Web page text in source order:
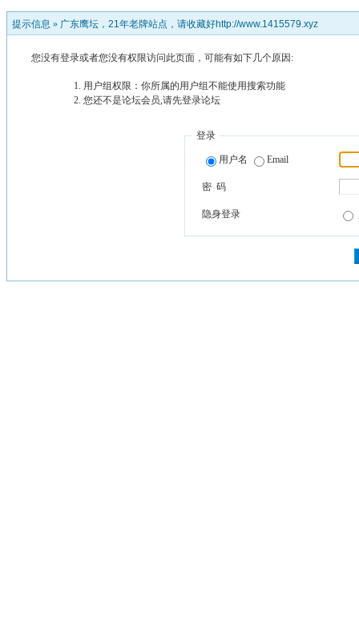
提示信息 » 广东鹰坛，21年老牌站点，请收藏好http://www.1415579.xyz
您没有登录或者您没有权限访问此页面，可能有如下几个原因:
用户组权限：你所属的用户组不能使用搜索功能
您还不是论坛会员,请先登录论坛
登录
用户名 Email
密 码
隐身登录